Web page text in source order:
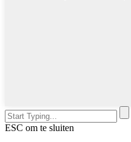
ESC om te sluiten